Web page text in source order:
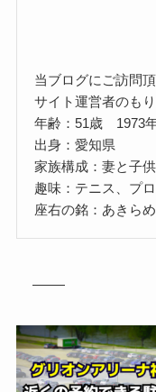
当ブログにご訪問
サイト運営者のも
年齢：51歳 1973
出身：愛知県
家族構成：妻と子
趣味：テニス、プ
座右の銘：あきら